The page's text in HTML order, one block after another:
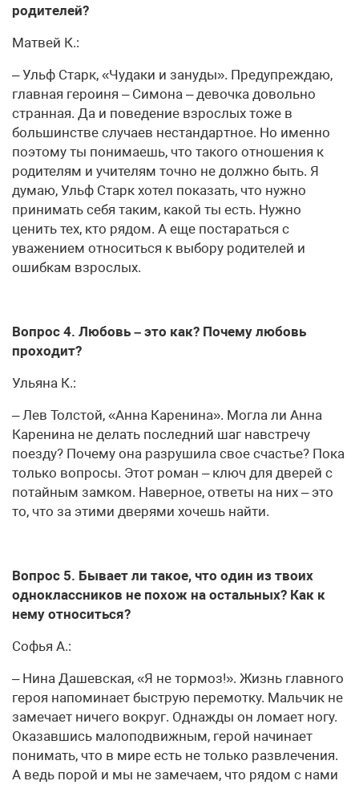
родителей?
Матвей К.:
– Ульф Старк, «Чудаки и зануды». Предупреждаю,
главная героиня – Симона – девочка довольно
странная. Да и поведение взрослых тоже в
большинстве случаев нестандартное. Но именно
поэтому ты понимаешь, что такого отношения к
родителям и учителям точно не должно быть. Я
думаю, Ульф Старк хотел показать, что нужно
принимать себя таким, какой ты есть. Нужно
ценить тех, кто рядом. А еще постараться с
уважением относиться к выбору родителей и
ошибкам взрослых.
Вопрос 4. Любовь – это как? Почему любовь
проходит?
Ульяна К.:
– Лев Толстой, «Анна Каренина». Могла ли Анна
Каренина не делать последний шаг навстречу
поезду? Почему она разрушила свое счастье? Пока
только вопросы. Этот роман – ключ для дверей с
потайным замком. Наверное, ответы на них – это
то, что за этими дверями хочешь найти.
Вопрос 5. Бывает ли такое, что один из твоих
одноклассников не похож на остальных? Как к
нему относиться?
Софья А.:
– Нина Дашевская, «Я не тормоз!». Жизнь главного
героя напоминает быструю перемотку. Мальчик не
замечает ничего вокруг. Однажды он ломает ногу.
Оказавшись малоподвижным, герой начинает
понимать, что в мире есть не только развлечения.
А ведь порой и мы не замечаем, что рядом с нами